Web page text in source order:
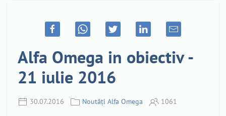
Alfa Omega in obiectiv -
21 iulie 2016
30.07.2016 Noutăți Alfa Omega 1061